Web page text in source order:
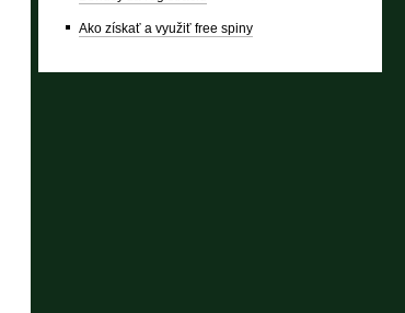
Ako získať a využiť free spiny